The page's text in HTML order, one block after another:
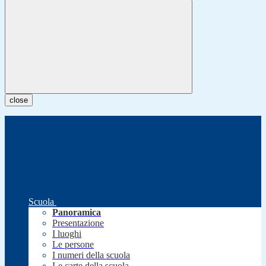
close
Scuola
Panoramica
Presentazione
I luoghi
Le persone
I numeri della scuola